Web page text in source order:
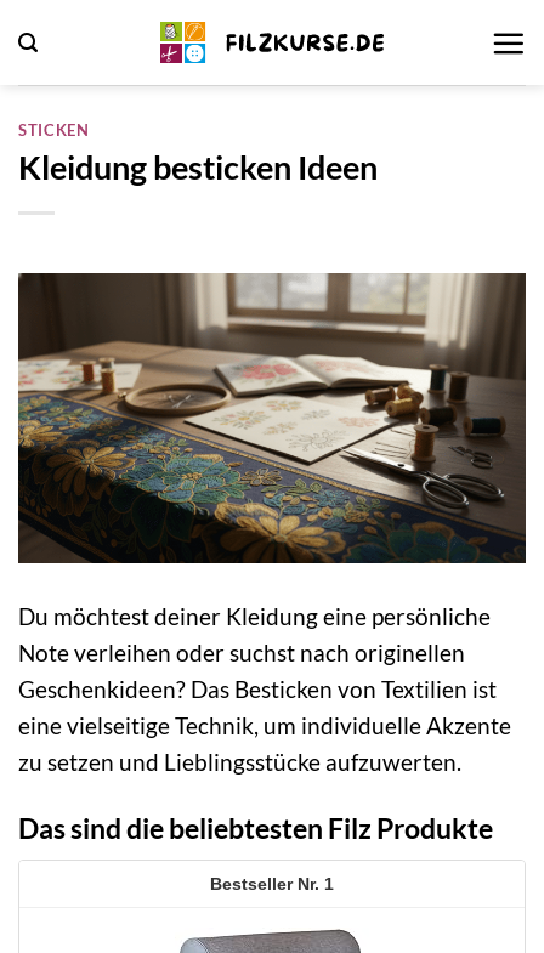
Inhalt
springen
STICKEN
Kleidung besticken Ideen
Du möchtest deiner Kleidung eine persönliche
Note verleihen oder suchst nach originellen
Geschenkideen? Das Besticken von Textilien ist
eine vielseitige Technik, um individuelle Akzente
zu setzen und Lieblingsstücke aufzuwerten.
Das sind die beliebtesten Filz Produkte
1